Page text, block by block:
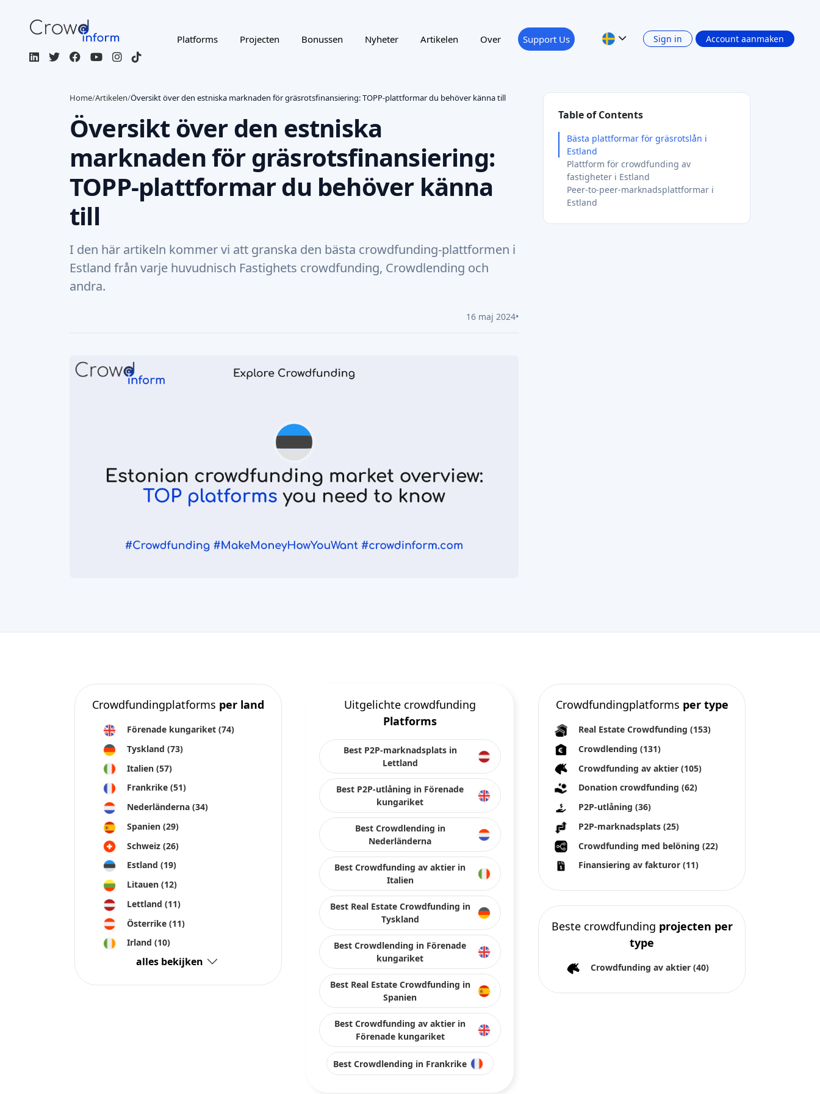
Platforms Projecten Bonussen Nyheter Artikelen Over Support Us Sign in Account aanmaken
Home/Artikelen/Översikt över den estniska marknaden för gräsrotsfinansiering: TOPP-plattformar du behöver känna till
Översikt över den estniska
marknaden för gräsrotsfinansiering:
TOPP-plattformar du behöver känna
till
I den här artikeln kommer vi att granska den bästa crowdfunding-plattformen i
Estland från varje huvudnisch Fastighets crowdfunding, Crowdlending och
andra.
16 maj 2024•
Table of Contents
Bästa plattformar för gräsrotslån i
Estland
Plattform för crowdfunding av
fastigheter i Estland
Peer-to-peer-marknadsplattformar i
Estland
Crowdfundingplatforms per land
Förenade kungariket (74)
Tyskland (73)
Italien (57)
Frankrike (51)
Nederländerna (34)
Spanien (29)
Schweiz (26)
Estland (19)
Litauen (12)
Lettland (11)
Österrike (11)
Irland (10)
alles bekijken
Uitgelichte crowdfunding
Platforms
Best P2P-marknadsplats in
Lettland
Best P2P-utlåning in Förenade
kungariket
Best Crowdlending in
Nederländerna
Best Crowdfunding av aktier in
Italien
Best Real Estate Crowdfunding in
Tyskland
Best Crowdlending in Förenade
kungariket
Best Real Estate Crowdfunding in
Spanien
Best Crowdfunding av aktier in
Förenade kungariket
Best Crowdlending in Frankrike
Crowdfundingplatforms per type
Real Estate Crowdfunding (153)
Crowdlending (131)
Crowdfunding av aktier (105)
Donation crowdfunding (62)
P2P-utlåning (36)
P2P-marknadsplats (25)
Crowdfunding med belöning (22)
Finansiering av fakturor (11)
Beste crowdfunding projecten per
type
Crowdfunding av aktier (40)